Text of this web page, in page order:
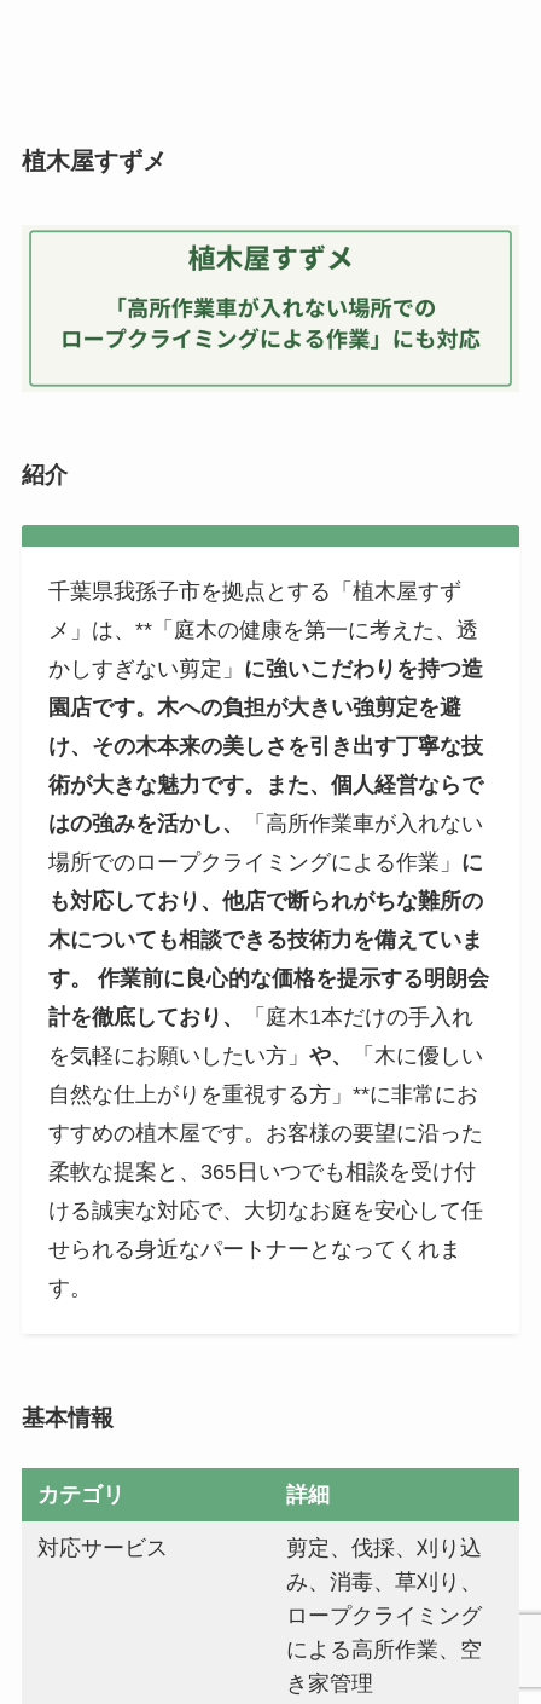
植木屋すずメ
紹介
千葉県我孫子市を拠点とする「植木屋すず
メ」は、**「庭木の健康を第一に考えた、透
かしすぎない剪定」 に強いこだわりを持つ造
園店です。木への負担が大きい強剪定を避
け、その木本来の美しさを引き出す丁寧な技
術が大きな魅力です。また、個人経営ならで
はの強みを活かし、
「高所作業車が入れない
場所でのロープクライミングによる作業」 に
も対応しており、他店で断られがちな難所の
木についても相談できる技術力を備えていま
す。 作業前に良心的な価格を提示する明朗会
計を徹底しており、
「庭木1本だけの手入れ
を気軽にお願いしたい方」や、
「木に優しい
自然な仕上がりを重視する方」**に非常にお
すすめの植木屋です。お客様の要望に沿った
柔軟な提案と、365日いつでも相談を受け付
ける誠実な対応で、大切なお庭を安心して任
せられる身近なパートナーとなってくれま
す。
基本情報
カテゴリ 詳細
対応サービス
剪定、伐採、刈り込
み、消毒、草刈り、
ロープクライミング
による高所作業、空
き家管理